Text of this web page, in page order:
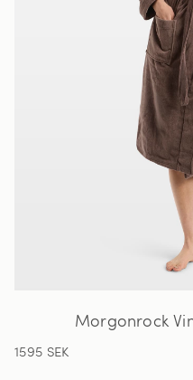
Morgonrock
1595 SEK